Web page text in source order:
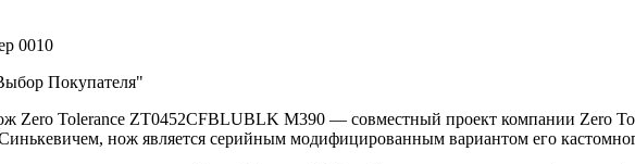
0010
Покупателя"
Zero Tolerance ZT0452CFBLUBLK M390 — cовместный проект компании Zero
нож является серийным модифицированным вариантом его